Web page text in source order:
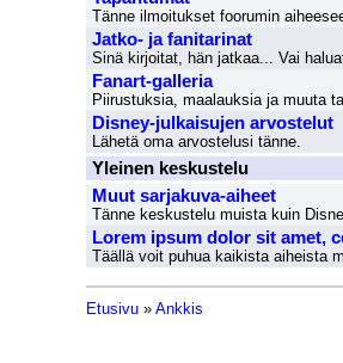
Tänne ilmoitukset foorumin
Jatko- ja fanitarinat
Sinä kirjoitat, hän jatkaa... Vai
Fanart-galleria
Piirustuksia, maalauksia ja muuta
Disney-julkaisujen arvostelut
Lähetä oma arvostelusi tänne.
Yleinen keskustelu
Muut sarjakuva-aiheet
Tänne keskustelu muista kuin
Lorem ipsum dolor sit amet,
Täällä voit puhua kaikista aiheista
Etusivu » Ankkis